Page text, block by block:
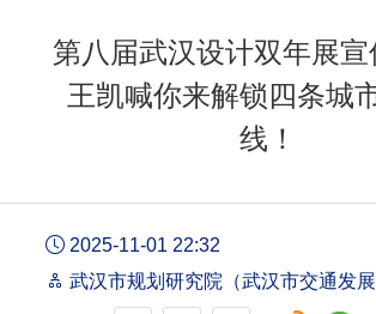
第八届武汉设计双年展宣
王凯喊你来解锁四条城
线！
2025-11-01 22:32
武汉市规划研究院（武汉市交通发展